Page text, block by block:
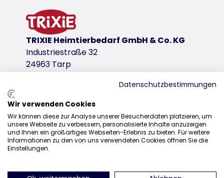
variante de produit
variante de produit: numéro unique du
Dimensions
38 × 12 × 50 cm
Coloris
divers
liens de téléchargement
TRIXIE Emballage 40394
TRIXIE Heimtierbedarf GmbH & Co. KG
Industriestraße 32
24963 Tarp
Distribution
+49 4638 2109-170
vente@trixie.fr
Datenschutzbestimmungen
Wir verwenden Cookies
Wir können diese zur Analyse unserer Besucherdaten platzieren, um
unsere Webseite zu verbessern, personalisierte Inhalte anzuzeigen
und Ihnen ein großartiges Webseiten-Erlebnis zu bieten. Für weitere
Informationen zu den von uns verwendeten Cookies öffnen Sie die
Einstellungen.